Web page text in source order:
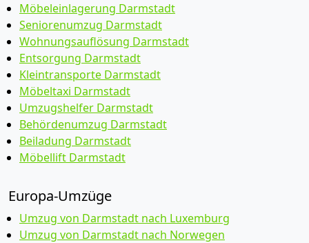
Möbeleinlagerung Darmstadt
Seniorenumzug Darmstadt
Wohnungsauflösung Darmstadt
Entsorgung Darmstadt
Kleintransporte Darmstadt
Möbeltaxi Darmstadt
Umzugshelfer Darmstadt
Behördenumzug Darmstadt
Beiladung Darmstadt
Möbellift Darmstadt
Europa-Umzüge
Umzug von Darmstadt nach Luxemburg
Umzug von Darmstadt nach Norwegen